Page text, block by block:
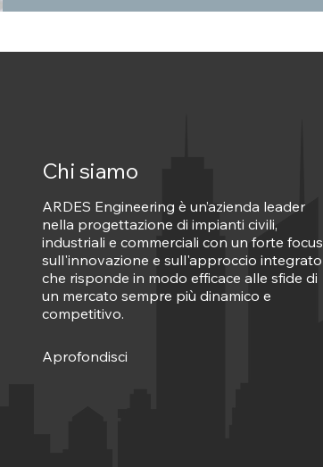
Chi siamo
ARDES Engineering è un’azienda leader
nella progettazione di impianti civili,
industriali e commerciali con un forte focus
sull'innovazione e sull'approccio integrato
che risponde in modo efficace alle sfide di
un mercato sempre più dinamico e
competitivo.
Aprofondisci